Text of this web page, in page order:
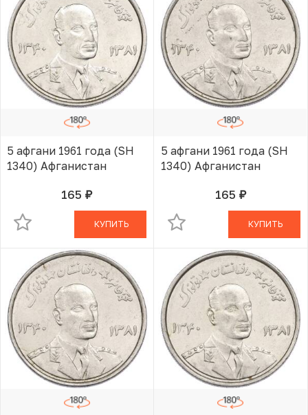
5 афгани 1961 года (SH
1340) Афганистан
165 руб.В КОРЗИНЕ
КУПИТЬ
5 афгани 1961 года (SH
1340) Афганистан
165 руб.В КОРЗИНЕ
КУПИТЬ